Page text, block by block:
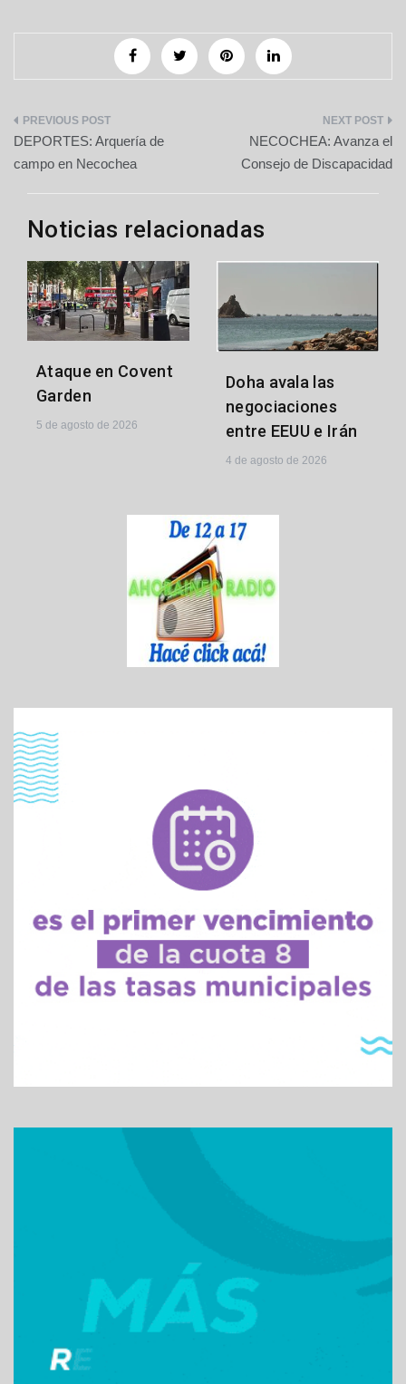
Navegación
de
entradas
DEPORTES: Arquería de
campo en Necochea
NECOCHEA: Avanza el
Consejo de Discapacidad
Noticias relacionadas
Ataque en Covent
Garden
5 de agosto de 2026
Doha avala las
negociaciones
entre EEUU e Irán
4 de agosto de 2026